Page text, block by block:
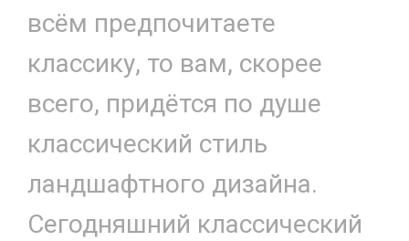
всём предпочитаете
классику, то вам, скорее
всего, придётся по душе
классический стиль
ландшафтного дизайна.
Сегодняшний классический